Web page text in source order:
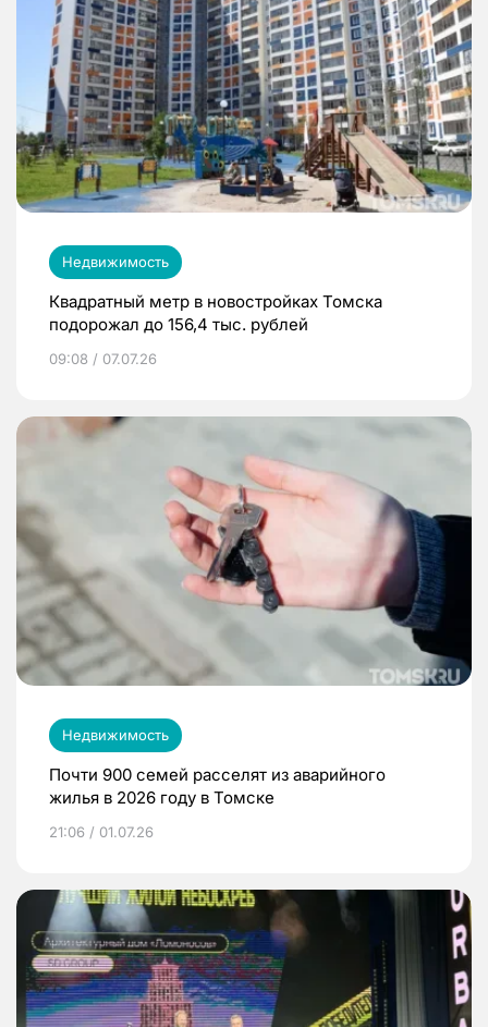
Недвижимость
Квадратный метр в новостройках Томска
подорожал до 156,4 тыс. рублей
09:08 / 07.07.26
Недвижимость
Почти 900 семей расселят из аварийного
жилья в 2026 году в Томске
21:06 / 01.07.26